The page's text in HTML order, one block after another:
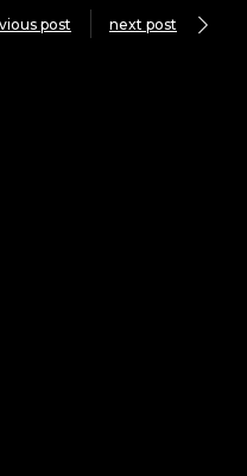
post next post